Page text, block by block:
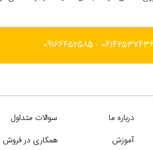
درباره ما
سوالات متداول
آموزش همکاری در فروش